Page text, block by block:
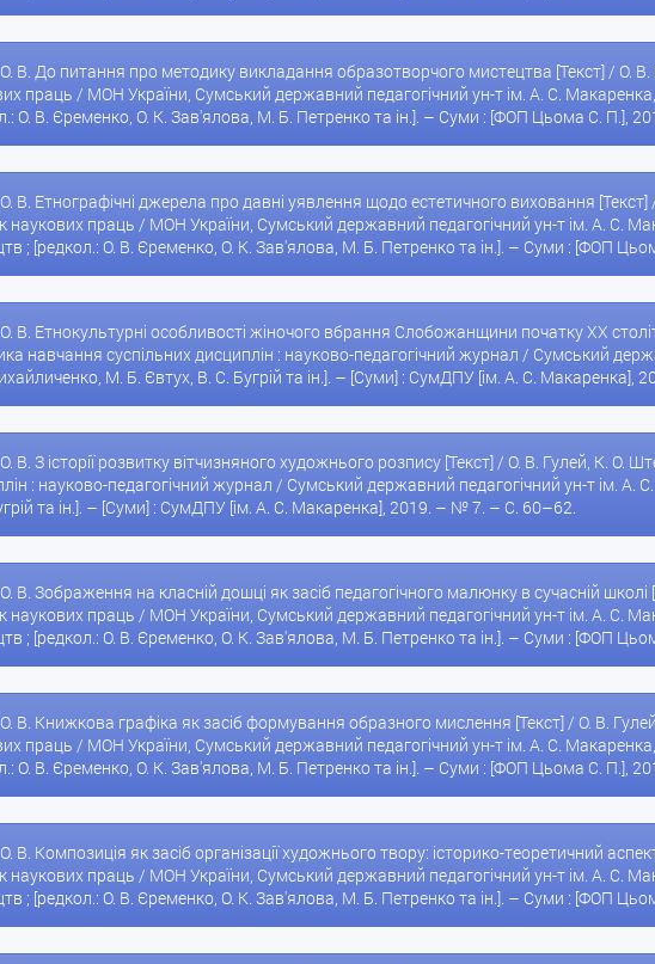
В. До питання про методику викладання образотворчого мистецтва [Текст] / О.
праць / МОН України, Сумський державний педагогічний ун-т ім. А. С.
О. В. Єременко, О. К. Зав'ялова, М. Б. Петренко та ін.]. – Суми : [ФОП Цьома С. П.],
В. Етнографічні джерела про давні уявлення щодо естетичного виховання
наукових праць / МОН України, Сумський державний педагогічний ун-т ім. А. С.
; [редкол.: О. В. Єременко, О. К. Зав'ялова, М. Б. Петренко та ін.]. – Суми : [ФОП
В. Етнокультурні особливості жіночого вбрання Слобожанщини початку XX
навчання суспільних дисциплін : науково-педагогічний журнал / Сумський
М. Б. Євтух, В. С. Бугрій та ін.]. – [Суми] : СумДПУ [ім. А. С. Макаренка],
В. З історії розвитку вітчизняного художнього розпису [Текст] / О. В. Гулей, К. О.
: науково-педагогічний журнал / Сумський державний педагогічний ун-т ім.
та ін.]. – [Суми] : СумДПУ [ім. А. С. Макаренка], 2019. – № 7. – С. 60–62.
В. Зображення на класній дошці як засіб педагогічного малюнку в сучасній
наукових праць / МОН України, Сумський державний педагогічний ун-т ім. А. С.
; [редкол.: О. В. Єременко, О. К. Зав'ялова, М. Б. Петренко та ін.]. – Суми : [ФОП
В. Книжкова графіка як засіб формування образного мислення [Текст] / О. В.
праць / МОН України, Сумський державний педагогічний ун-т ім. А. С.
О. В. Єременко, О. К. Зав'ялова, М. Б. Петренко та ін.]. – Суми : [ФОП Цьома С. П.],
В. Композиція як засіб організації художнього твору: історико-теоретичний
наукових праць / МОН України, Сумський державний педагогічний ун-т ім. А. С.
; [редкол.: О. В. Єременко, О. К. Зав'ялова, М. Б. Петренко та ін.]. – Суми : [ФОП